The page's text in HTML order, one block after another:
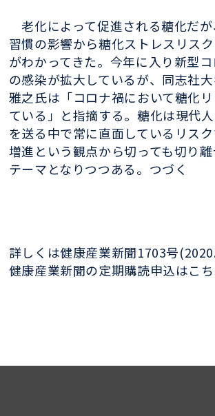
老化によって促進される糖化だ
習慣の影響から糖化ストレスリス
がわかってきた。今年に入り新型
の感染が拡大しているが、同志社
雅之氏は「コロナ禍において糖化
ている」と指摘する。糖化は現代
を送る中で常に直面しているリス
増進という観点から切っても切り
テーマとなりつつある。つづく
詳しくは健康産業新聞1703号
健康産業新聞の定期購読申込はこ